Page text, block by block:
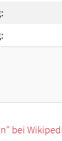
bei